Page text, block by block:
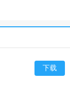
下载